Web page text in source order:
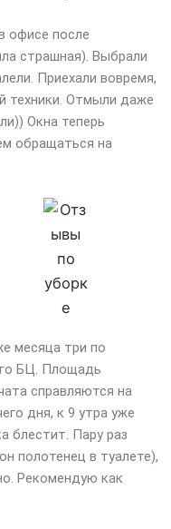
офисе после
страшная). Выбрали
Приехали вовремя,
техники. Отмыли даже
Окна теперь
обращаться на
месяца три по
БЦ. Площадь
справляются на
дня, к 9 утра уже
блестит. Пару раз
полотенец в туалете),
Рекомендую как